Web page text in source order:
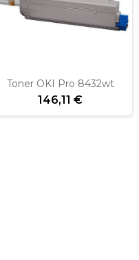
Toner OKI Pro 8432wt
146,11 €